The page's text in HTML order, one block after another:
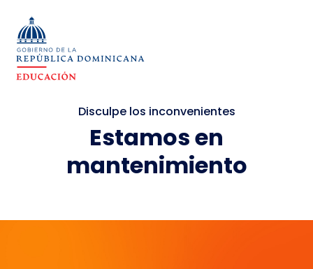
Disculpe los inconvenientes
Estamos en
mantenimiento